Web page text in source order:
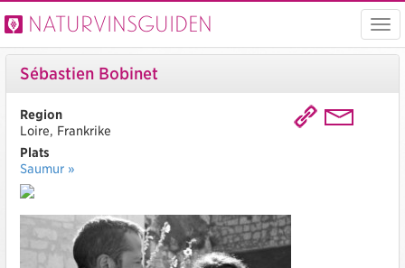
Visa
Naturvinsguiden
Sébastien Bobinet
Region
Loire, Frankrike
Plats
Saumur »